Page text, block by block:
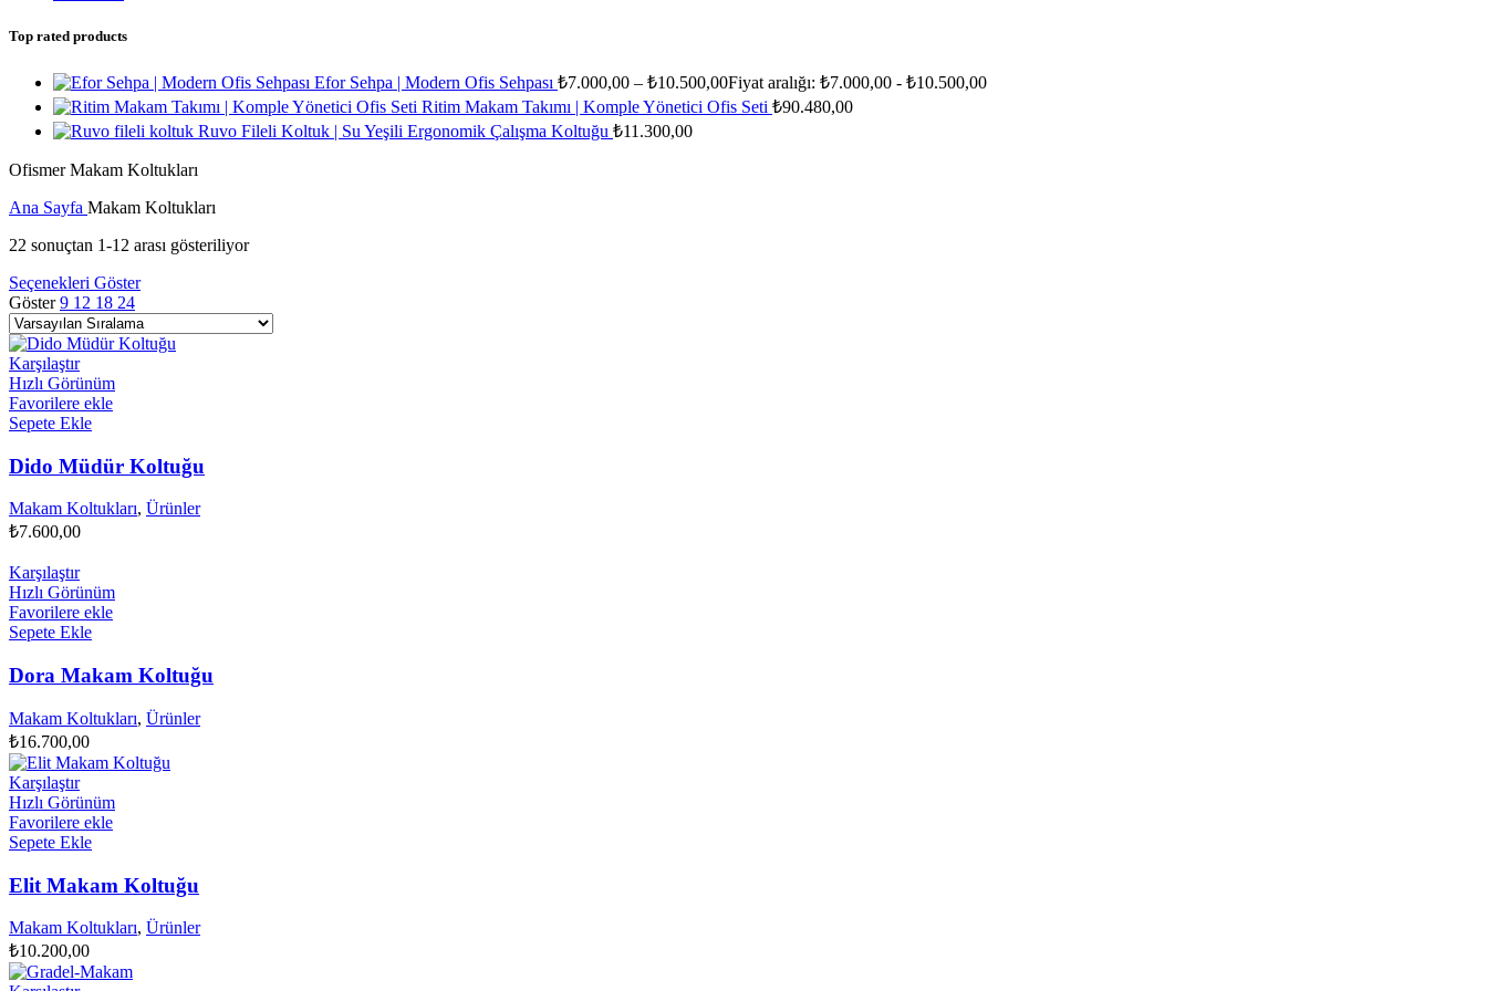
Top rated products
Efor Sehpa | Modern Ofis Sehpası ₺7.000,00 – ₺10.500,00Fiyat aralığı: ₺7.000,00 - ₺10.500,00
Ritim Makam Takımı | Komple Yönetici Ofis Seti ₺90.480,00
Ruvo Fileli Koltuk | Su Yeşili Ergonomik Çalışma Koltuğu ₺11.300,00
Ofismer Makam Koltukları
Ana Sayfa Makam Koltukları
22 sonuçtan 1-12 arası gösteriliyor
Seçenekleri Göster
Göster9 12 18 24
Karşılaştır
Hızlı Görünüm
Favorilere ekle
Sepete Ekle
Dido Müdür Koltuğu
Makam Koltukları, Ürünler
₺7.600,00
Karşılaştır
Hızlı Görünüm
Favorilere ekle
Sepete Ekle
Dora Makam Koltuğu
Makam Koltukları, Ürünler
₺16.700,00
Karşılaştır
Hızlı Görünüm
Favorilere ekle
Sepete Ekle
Elit Makam Koltuğu
Makam Koltukları, Ürünler
₺10.200,00